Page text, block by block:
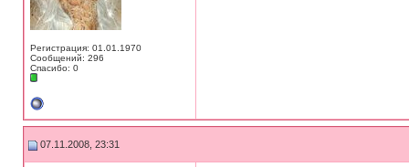
Регистрация: 01.01.1970
Сообщений: 296
Спасибо: 0
07.11.2008, 23:31